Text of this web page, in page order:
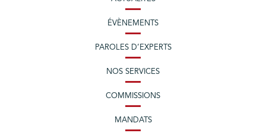
ÉVÈNEMENTS
PAROLES D’EXPERTS
NOS SERVICES
COMMISSIONS
MANDATS